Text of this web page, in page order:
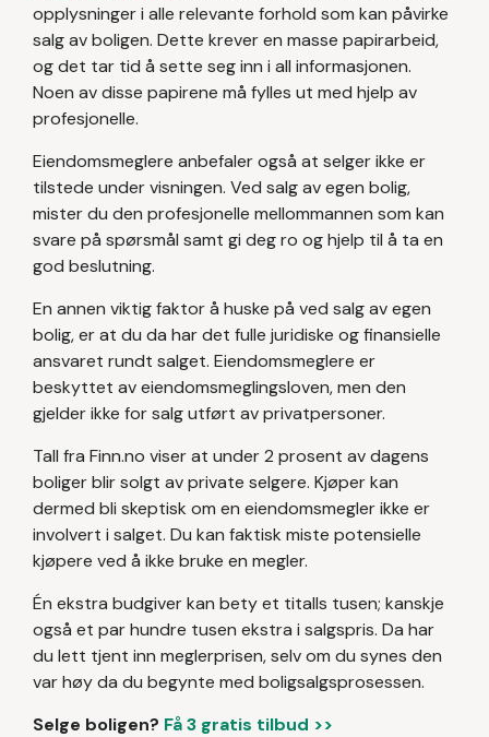
opplysninger i alle relevante forhold som kan påvirke
salg av boligen. Dette krever en masse papirarbeid,
og det tar tid å sette seg inn i all informasjonen.
Noen av disse papirene må fylles ut med hjelp av
profesjonelle.
Eiendomsmeglere anbefaler også at selger ikke er
tilstede under visningen. Ved salg av egen bolig,
mister du den profesjonelle mellommannen som kan
svare på spørsmål samt gi deg ro og hjelp til å ta en
god beslutning.
En annen viktig faktor å huske på ved salg av egen
bolig, er at du da har det fulle juridiske og finansielle
ansvaret rundt salget. Eiendomsmeglere er
beskyttet av eiendomsmeglingsloven, men den
gjelder ikke for salg utført av privatpersoner.
Tall fra Finn.no viser at under 2 prosent av dagens
boliger blir solgt av private selgere. Kjøper kan
dermed bli skeptisk om en eiendomsmegler ikke er
involvert i salget. Du kan faktisk miste potensielle
kjøpere ved å ikke bruke en megler.
Én ekstra budgiver kan bety et titalls tusen; kanskje
også et par hundre tusen ekstra i salgspris. Da har
du lett tjent inn meglerprisen, selv om du synes den
var høy da du begynte med boligsalgsprosessen.
Selge boligen? Få 3 gratis tilbud >>